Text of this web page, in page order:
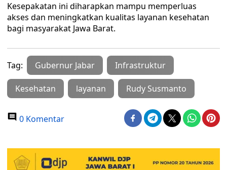
Kesepakatan ini diharapkan mampu memperluas
akses dan meningkatkan kualitas layanan kesehatan
bagi masyarakat Jawa Barat.
Tag: Gubernur Jabar Infrastruktur
Kesehatan layanan Rudy Susmanto
0 Komentar